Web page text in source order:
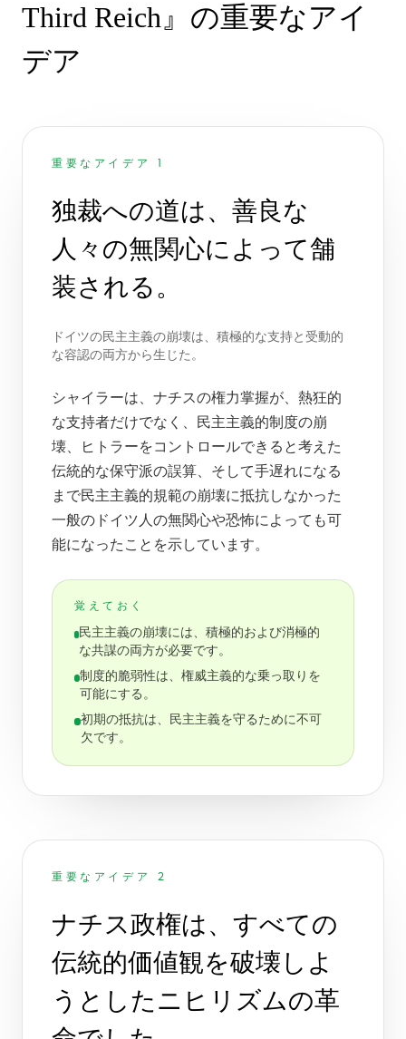
Third Reich』の重要なアイ
デア
重要なアイデア 1
独裁への道は、善良な
人々の無関心によって舗
装される。
ドイツの民主主義の崩壊は、積極的な支持と受動的
な容認の両方から生じた。
シャイラーは、ナチスの権力掌握が、熱狂的
な支持者だけでなく、民主主義的制度の崩
壊、ヒトラーをコントロールできると考えた
伝統的な保守派の誤算、そして手遅れになる
まで民主主義的規範の崩壊に抵抗しなかった
一般のドイツ人の無関心や恐怖によっても可
能になったことを示しています。
覚えておく
民主主義の崩壊には、積極的および消極的
な共謀の両方が必要です。
制度的脆弱性は、権威主義的な乗っ取りを
可能にする。
初期の抵抗は、民主主義を守るために不可
欠です。
重要なアイデア 2
ナチス政権は、すべての
伝統的価値観を破壊しよ
うとしたニヒリズムの革